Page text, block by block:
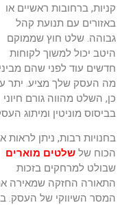
קניות, ברחובות ראשיים או
באזורים עם תנועת קהל
גבוהה. שלט חוץ שממוקם
היטב יכול למשוך לקוחות
חדשים עוד לפני שהם
מה העסק שלך מציע. יתר
כן, השלט מהווה גורם חיוני
בביסוס מוניטין ומיתוג
בחנויות רבות, ניתן לראות
הכוח של שלטים מוארים
שבולט למרחקים בזכות
התאורה החזקה שמאירה
המסר השיווקי של העסק.